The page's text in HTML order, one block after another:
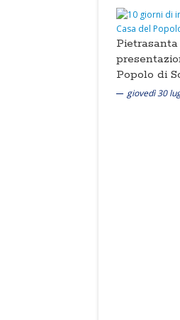
Popolo di
giovedì 30